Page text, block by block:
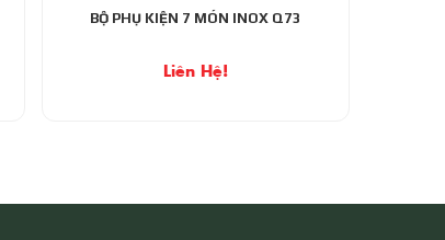
BỘ PHỤ KIỆN 7 MÓN INOX Q73
Liên Hệ!